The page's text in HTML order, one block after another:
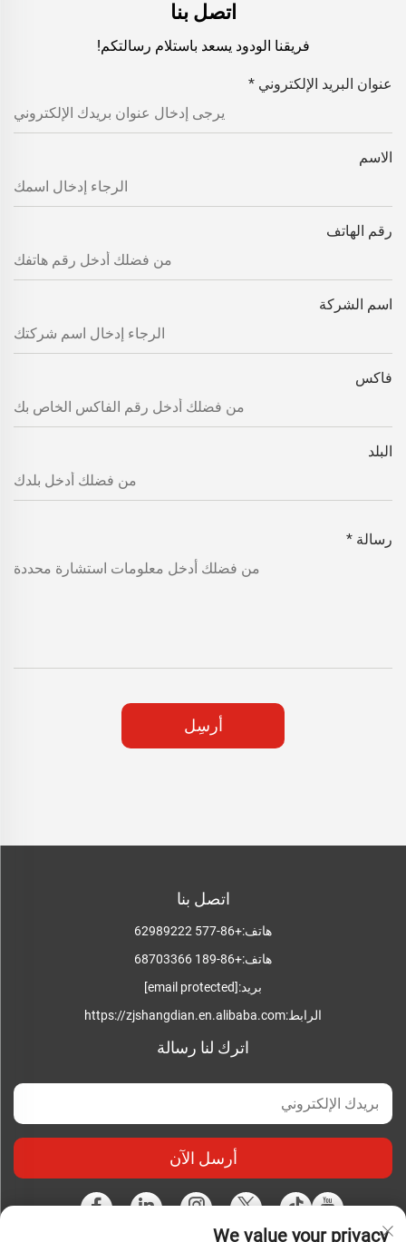
اتصل بنا
فريقنا الودود يسعد باستلام رسالتكم!
عنوان البريد الإلكتروني *
الاسم
رقم الهاتف
اسم الشركة
فاكس
البلد
رسالة *
أرسِل
اتصل بنا
هاتف:+86-577 62989222
هاتف:+86-189 68703366
بريد:[email protected]
الرابط:https://zjshangdian.en.alibaba.com
اترك لنا رسالة
أرسل الآن
We value your privacy